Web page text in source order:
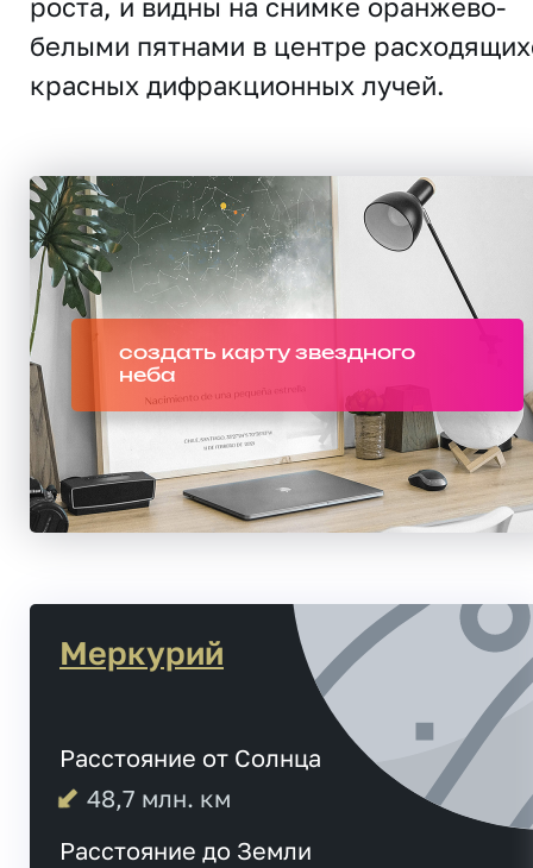
роста, и видны на снимке оранжево-
белыми пятнами в центре
красных дифракционных лучей.
создать карту звездного
неба
Меркурий
Расстояние от Солнца
48,7 млн. км
Расстояние до Земли